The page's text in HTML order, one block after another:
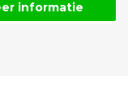
informatie